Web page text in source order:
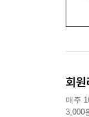
회원
매주
3,000